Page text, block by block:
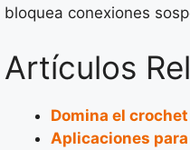
bloquea conexiones
Artículos
Domina el
Aplicaciones